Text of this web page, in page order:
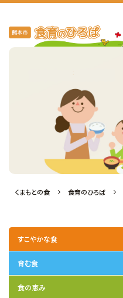
くまもとの食 食育のひろば
すこやかな食
育む食
食の恵み